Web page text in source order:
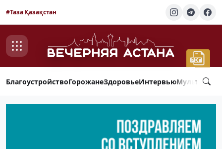
#Таза Қазақстан
БлагоустройствоГорожанеЗдоровьеИнтервью